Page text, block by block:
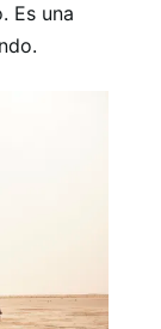
Es una